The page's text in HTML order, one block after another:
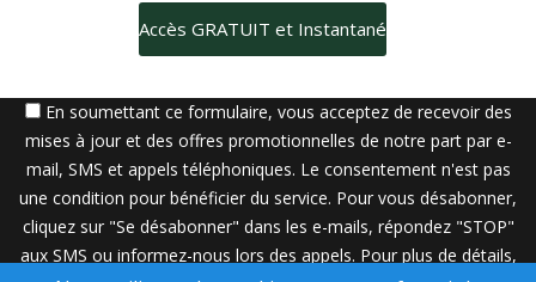
En soumettant ce formulaire, vous acceptez de recevoir des
mises à jour et des offres promotionnelles de notre part par e-
mail, SMS et appels téléphoniques. Le consentement n'est pas
une condition pour bénéficier du service. Pour vous désabonner,
cliquez sur "Se désabonner" dans les e-mails, répondez "STOP"
aux SMS ou informez-nous lors des appels. Pour plus de détails,